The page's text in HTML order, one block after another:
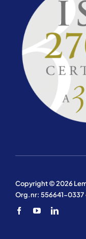
Copyright © 2026
Org.nr: 556641-0337